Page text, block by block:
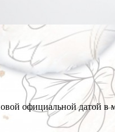
официальной датой в